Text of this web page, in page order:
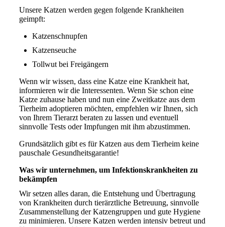
Unsere Katzen werden gegen folgende Krankheiten
geimpft:
Katzenschnupfen
Katzenseuche
Tollwut bei Freigängern
Wenn wir wissen, dass eine Katze eine Krankheit hat,
informieren wir die Interessenten. Wenn Sie schon eine
Katze zuhause haben und nun eine Zweitkatze aus dem
Tierheim adoptieren möchten, empfehlen wir Ihnen, sich
von Ihrem Tierarzt beraten zu lassen und eventuell
sinnvolle Tests oder Impfungen mit ihm abzustimmen.
Grundsätzlich gibt es für Katzen aus dem Tierheim keine
pauschale Gesundheitsgarantie!
Was wir unternehmen, um Infektionskrankheiten zu
bekämpfen
Wir setzen alles daran, die Entstehung und Übertragung
von Krankheiten durch tierärztliche Betreuung, sinnvolle
Zusammenstellung der Katzengruppen und gute Hygiene
zu minimieren. Unsere Katzen werden intensiv betreut und